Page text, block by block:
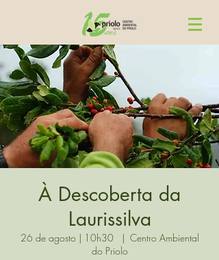
À Descoberta da
Laurissilva
26 de agosto | 10h30
  |
Centro Ambiental
do Priolo